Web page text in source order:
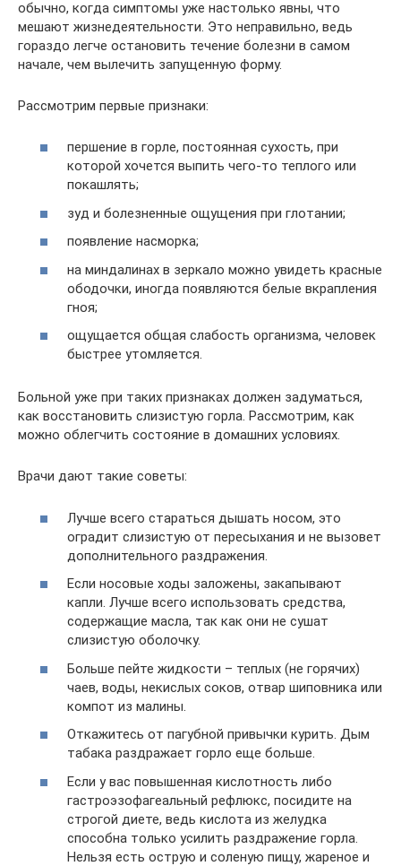
обычно, когда симптомы уже настолько явны, что
мешают жизнедеятельности. Это неправильно, ведь
гораздо легче остановить течение болезни в самом
начале, чем вылечить запущенную форму.
Рассмотрим первые признаки:
першение в горле, постоянная сухость, при
которой хочется выпить чего-то теплого или
покашлять;
зуд и болезненные ощущения при глотании;
появление насморка;
на миндалинах в зеркало можно увидеть красные
ободочки, иногда появляются белые вкрапления
гноя;
ощущается общая слабость организма, человек
быстрее утомляется.
Больной уже при таких признаках должен задуматься,
как восстановить слизистую горла. Рассмотрим, как
можно облегчить состояние в домашних условиях.
Врачи дают такие советы:
Лучше всего стараться дышать носом, это
оградит слизистую от пересыхания и не вызовет
дополнительного раздражения.
Если носовые ходы заложены, закапывают
капли. Лучше всего использовать средства,
содержащие масла, так как они не сушат
слизистую оболочку.
Больше пейте жидкости – теплых (не горячих)
чаев, воды, некислых соков, отвар шиповника или
компот из малины.
Откажитесь от пагубной привычки курить. Дым
табака раздражает горло еще больше.
Если у вас повышенная кислотность либо
гастроэзофагеальный рефлюкс, посидите на
строгой диете, ведь кислота из желудка
способна только усилить раздражение горла.
Нельзя есть острую и соленую пищу, жареное и